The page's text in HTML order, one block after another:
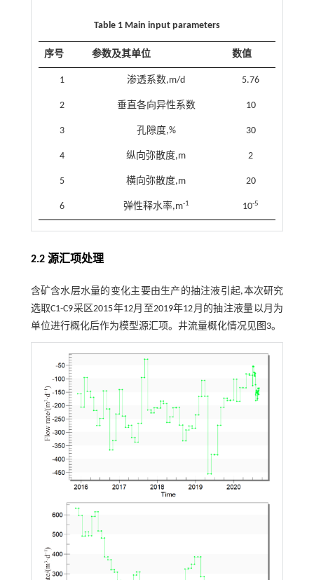
Table 1 Main input parameters
序号 参数及其单位 数值
1 渗透系数,m/d 5.76
2 垂直各向异性系数 10
3 孔隙度,% 30
4 纵向弥散度,m 2
5 横向弥散度,m 20
6 弹性释水率,m-1 10-5
2.2 源汇项处理
含矿含水层水量的变化主要由生产的抽注液引起,本次研究
选取C1-C9采区2015年12月至2019年12月的抽注液量以月为
单位进行概化后作为模型源汇项。井流量概化情况见图3。